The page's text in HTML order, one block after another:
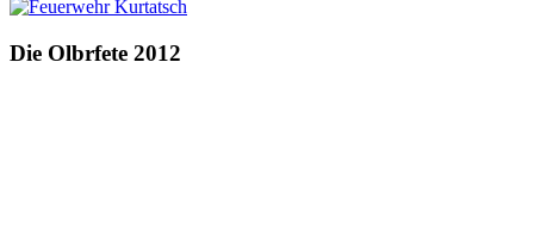
Die Olbrfete 2012